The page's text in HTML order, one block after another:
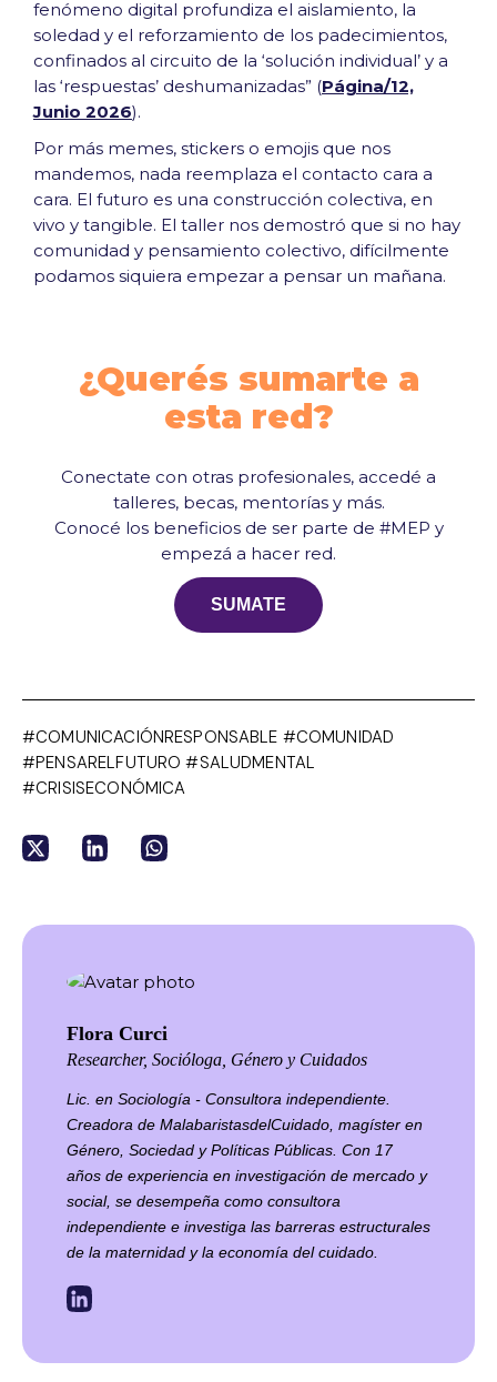
fenómeno digital profundiza el aislamiento, la
soledad y el reforzamiento de los padecimientos,
confinados al circuito de la ‘solución individual’ y a
las ‘respuestas’ deshumanizadas” (Página/12,
Junio 2026).
Por más memes, stickers o emojis que nos
mandemos, nada reemplaza el contacto cara a
cara. El futuro es una construcción colectiva, en
vivo y tangible. El taller nos demostró que si no hay
comunidad y pensamiento colectivo, difícilmente
podamos siquiera empezar a pensar un mañana.
¿Querés sumarte a
esta red?
Conectate con otras profesionales, accedé a
talleres, becas, mentorías y más.
Conocé los beneficios de ser parte de #MEP y
empezá a hacer red.
SUMATE
#COMUNICACIÓNRESPONSABLE #COMUNIDAD
#PENSARELFUTURO #SALUDMENTAL
#CRISISECONÓMICA
Flora Curci
Researcher, Socióloga, Género y Cuidados
Lic. en Sociología - Consultora independiente.
Creadora de MalabaristasdelCuidado, magíster en
Género, Sociedad y Políticas Públicas. Con 17
años de experiencia en investigación de mercado y
social, se desempeña como consultora
independiente e investiga las barreras estructurales
de la maternidad y la economía del cuidado.